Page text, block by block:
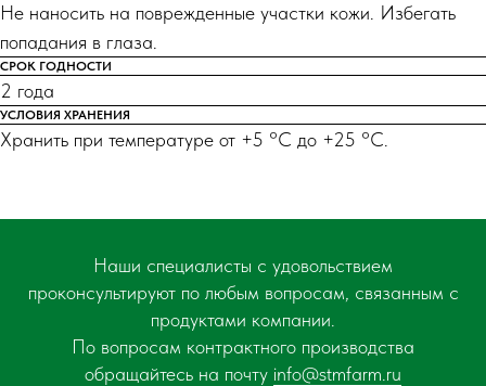
Не наносить на поврежденные участки кожи. Избегать
попадания в глаза.
СРОК ГОДНОСТИ
2 года
УСЛОВИЯ ХРАНЕНИЯ
Хранить при температуре от +5 °С до +25 °С.
Наши специалисты с удовольствием
проконсультируют по любым вопросам, связанным с
продуктами компании.
По вопросам контрактного производства
обращайтесь на почту info@stmfarm.ru